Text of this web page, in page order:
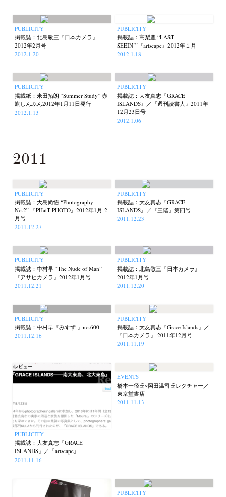
PUBLICITY
掲載誌：北島敬三『日本カメラ』
2012年2月号
2012.1.20
PUBLICITY
掲載誌：高梨豊 “LAST
SEEIN’”『artscape』2012年１月
2012.1.18
PUBLICITY
掲載紙：米田拓朗 “Summer Study” 赤
旗しんぶん2012年1月11日発行
2012.1.13
PUBLICITY
掲載誌：大友真志『GRACE
ISLANDS』／『週刊読書人』2011年
12月23日号
2012.1.06
2011
PUBLICITY
掲載誌：大島尚悟 “Photography -
No.2” 『PHatT PHOTO』2012年1月-2
月号
2011.12.27
PUBLICITY
掲載誌：大友真志『GRACE
ISLANDS』／『三階』第四号
2011.12.23
PUBLICITY
掲載誌：中村早 “The Nude of Man”
『アサヒカメラ』2012年1月号
2011.12.21
PUBLICITY
掲載誌：北島敬三『日本カメラ』
2012年1月号
2011.12.20
PUBLICITY
掲載誌：中村早『みすず 』no.600
2011.12.16
PUBLICITY
掲載誌：大友真志『Grace Islands』／
『日本カメラ』 2011年12月号
2011.11.19
PUBLICITY
掲載誌：大友真志『GRACE
ISLANDS』／『artscape』
2011.11.16
EVENTS
橋本一径氏×岡田温司氏レクチャー／
東京堂書店
2011.11.13
PUBLICITY